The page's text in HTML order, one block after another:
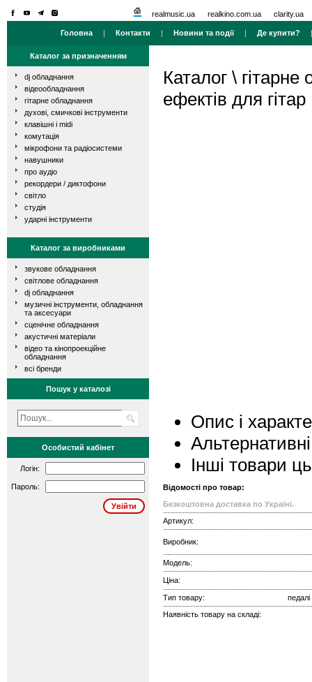
realmusic.ua realkino.com.ua clarity.ua
Головна | Контакти | Новини та події| Де купити?
Каталог за призначенням
dj обладнання
відеообладнання
гітарне обладнання
духові, смичкові інструменти
клавішні і midi
комутація
мікрофони та радіосистеми
навушники
про аудіо
рекордери / диктофони
світло
студія
ударні інструменти
Каталог за виробниками
звукове обладнання
світлове обладнання
dj обладнання
музичні інструменти, обладнання
та аксесуари
сценічне обладнання
акустичні матеріали
відео та кінопроекційне
обладнання
всі бренди
Пошук у каталозі
Особистий кабінет
Логін:
Пароль:
Каталог \ гітарне
ефектів для гітар
Опис і
Інші товари
Відомості про товар:
Безкоштовна доставка по Україні.
Артикул:
Виробник:
Модель:
Ціна:
Тип товару:
педалі
Наявність товару на складі: